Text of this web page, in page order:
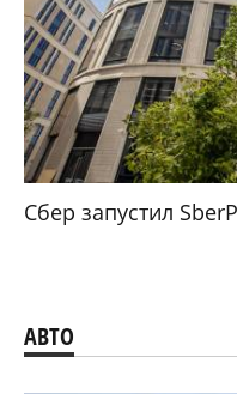
Сбер запустил
АВТО